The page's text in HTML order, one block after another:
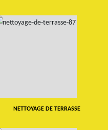
NETTOYAGE DE TERRASSE